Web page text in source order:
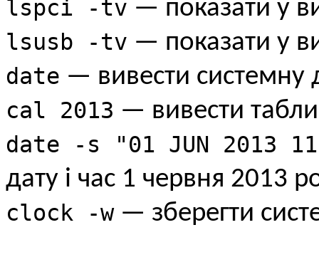
lspci -tv — показати у
lsusb -tv — показати у
date — вивести системну
cal 2013 — вивести
date -s "01 JUN 2013
дату і час 1 червня 2013
clock -w— зберегти